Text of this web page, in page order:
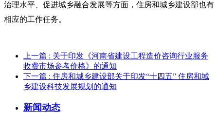
治理水平、促进城乡融合发展等方面，住房和城乡建设部也有
相应的工作任务。
上一篇 : 关于印发《河南省建设工程造价咨询行业服务
收费市场参考价格》的通知
下一篇 : 住房和城乡建设部关于印发“十四五” 住房和城
乡建设科技发展规划的通知
新闻动态